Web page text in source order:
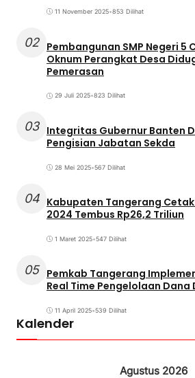
11 November 2025•853 Dilihat
02 Pembangunan SMP Negeri 5
Oknum Perangkat Desa
Pemerasan
29 Juli 2025•823 Dilihat
03 Integritas Gubernur Banten
Pengisian Jabatan Sekda
28 Mei 2025•567 Dilihat
04 Kabupaten Tangerang
2024 Tembus Rp26,2 Triliun
1 Maret 2025•547 Dilihat
05 Pemkab Tangerang
Real Time Pengelolaan Dana
11 April 2025•539 Dilihat
Kalender
Agustus 2026